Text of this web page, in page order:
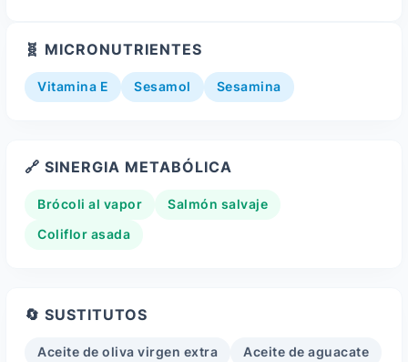
🧬 MICRONUTRIENTES
Vitamina E Sesamol Sesamina
🔗 SINERGIA METABÓLICA
Brócoli al vapor Salmón salvaje
Coliflor asada
🔄 SUSTITUTOS
Aceite de oliva virgen extra Aceite de aguacate